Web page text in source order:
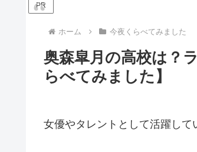
PR
ホーム 今夜くらべてみました
奥森皐月の高校は？
らべてみました】
女優やタレントとして活躍して